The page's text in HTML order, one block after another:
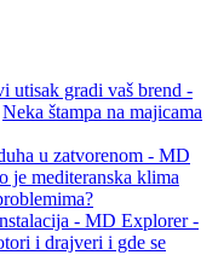
utisak gradi vaš brend -
Neka štampa na majicama
u zatvorenom - MD
je mediteranska klima
- MD Explorer -
i drajveri i gde se